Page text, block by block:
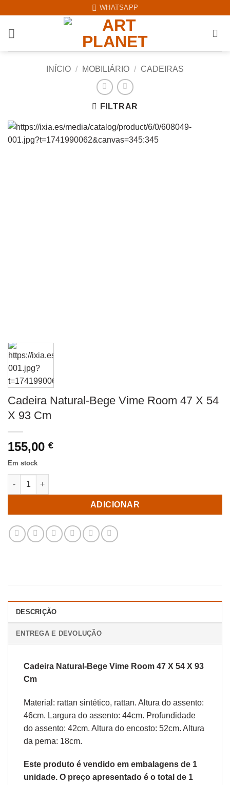
content
WHATSAPP
INÍCIO / MOBILIÁRIO / CADEIRAS
FILTRAR
Cadeira Natural-Bege Vime Room 47 X 54
X 93 Cm
155,00 €
Em stock
Quantidade de Cadeira Natural-Bege Vime Room 47 X 54 X 93
ADICIONAR
DESCRIÇÃO
ENTREGA E DEVOLUÇÃO
Cadeira Natural-Bege Vime Room 47 X 54 X 93
Cm
Material: rattan sintético, rattan. Altura do assento:
46cm. Largura do assento: 44cm. Profundidade
do assento: 42cm. Altura do encosto: 52cm. Altura
da perna: 18cm.
Este produto é vendido em embalagens de 1
unidade. O preço apresentado é o total de 1